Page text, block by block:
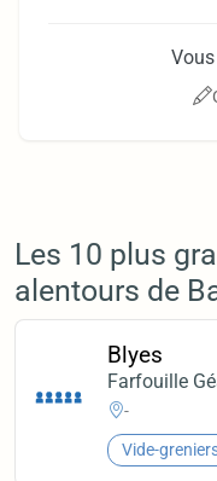
Les 10 plus
alentours de
Blyes
Farfouille
-
Vide-